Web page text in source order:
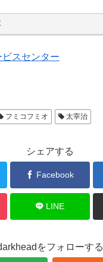
フミコフミオ 太宰治
シェアする
Facebook
LINE
をフォローする